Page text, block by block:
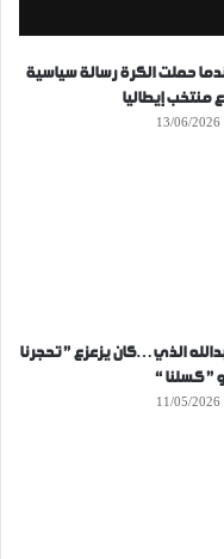
حملت الكرة رسالة سياسية
منتخب إيطاليا
13/06/2026
الذي…كان يزعزع ” تحجرنا
” كسلنا “
11/05/2026